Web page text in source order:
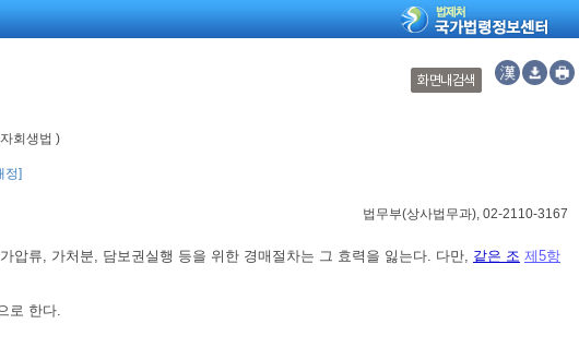
화면내검색
회생법 )
정]
법무부(상사법무과), 02-2110-3167
압류, 가처분, 담보권실행 등을 위한 경매절차는 그 효력을 잃는다. 다만, 같은 조 제5항
로 한다.